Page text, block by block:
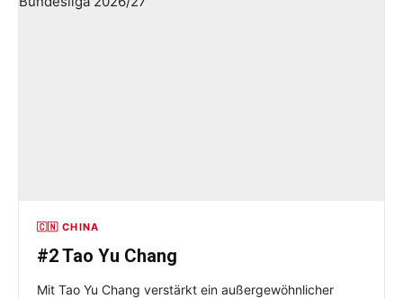
🇨🇳 CHINA
#2 Tao Yu Chang
Mit Tao Yu Chang verstärkt ein außergewöhnlicher